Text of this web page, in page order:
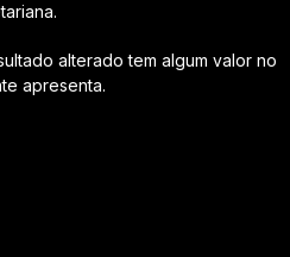
alterado tem algum valor no
apresenta.